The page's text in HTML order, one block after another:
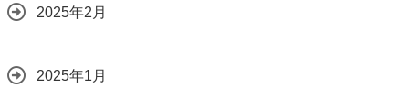
2025年2月
2025年1月